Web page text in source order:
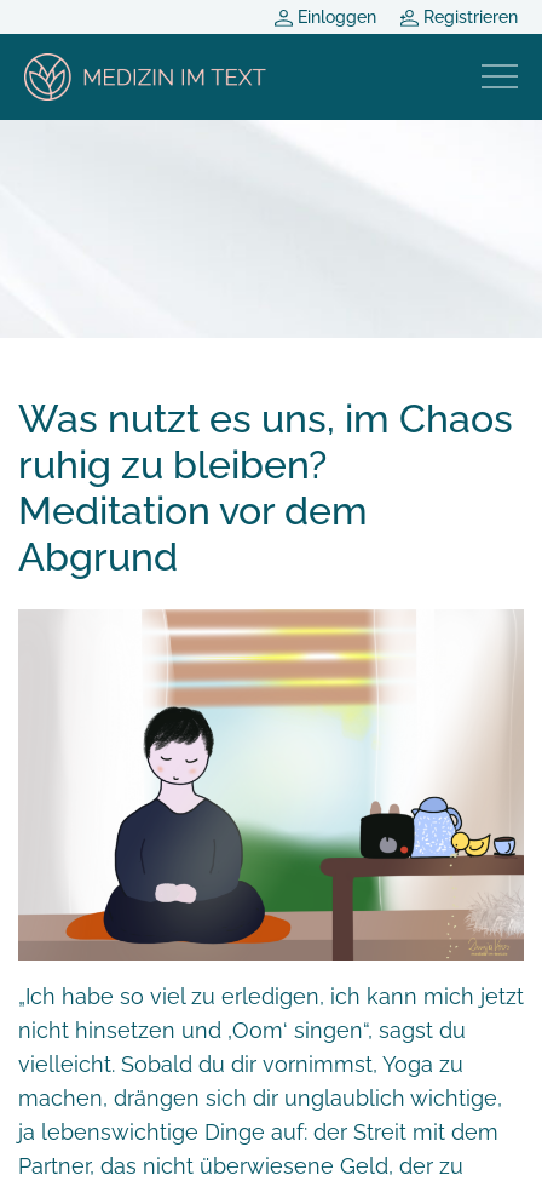
Einloggen Registrieren
Was nutzt es uns, im Chaos
ruhig zu bleiben?
Meditation vor dem
Abgrund
„Ich habe so viel zu erledigen, ich kann mich jetzt
nicht hinsetzen und ‚Oom‘ singen“, sagst du
vielleicht. Sobald du dir vornimmst, Yoga zu
machen, drängen sich dir unglaublich wichtige,
ja lebenswichtige Dinge auf: der Streit mit dem
Partner, das nicht überwiesene Geld, der zu